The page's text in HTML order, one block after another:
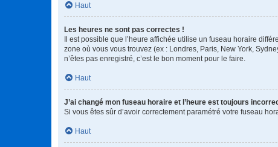
Haut
Les heures ne sont pas correctes !
Il est possible que l’heure affichée utilise un fuseau horaire
zone où vous vous trouvez (ex : Londres, Paris, New York,
n’êtes pas enregistré, c’est le bon moment pour le faire.
Haut
J’ai changé mon fuseau horaire et l’heure est toujours
Si vous êtes sûr d’avoir correctement paramétré votre fuseau
Haut